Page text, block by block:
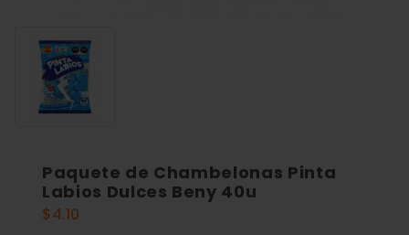
Paquete de Chambelonas Pinta
Labios Dulces Beny 40u
$4.10